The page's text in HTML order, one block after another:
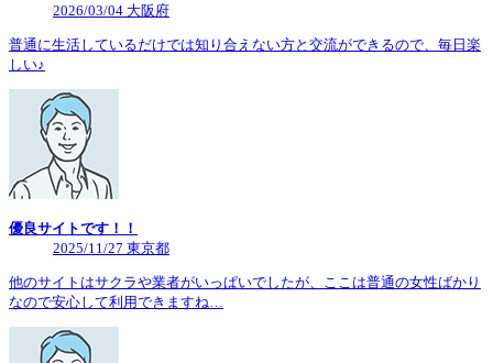
2026/03/04 大阪府
普通に生活しているだけでは知り合えない方と交流ができるので、毎日楽
しい♪
優良サイトです！！
2025/11/27 東京都
他のサイトはサクラや業者がいっぱいでしたが、ここは普通の女性ばかり
なので安心して利用できますね…